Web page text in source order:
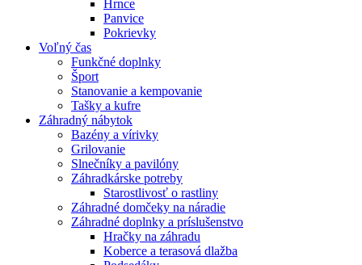
Hrnce
Panvice
Pokrievky
Voľný čas
Funkčné doplnky
Šport
Stanovanie a kempovanie
Tašky a kufre
Záhradný nábytok
Bazény a vírivky
Grilovanie
Slnečníky a pavilóny
Záhradkárske potreby
Starostlivosť o rastliny
Záhradné domčeky na náradie
Záhradné doplnky a príslušenstvo
Hračky na záhradu
Koberce a terasová dlažba